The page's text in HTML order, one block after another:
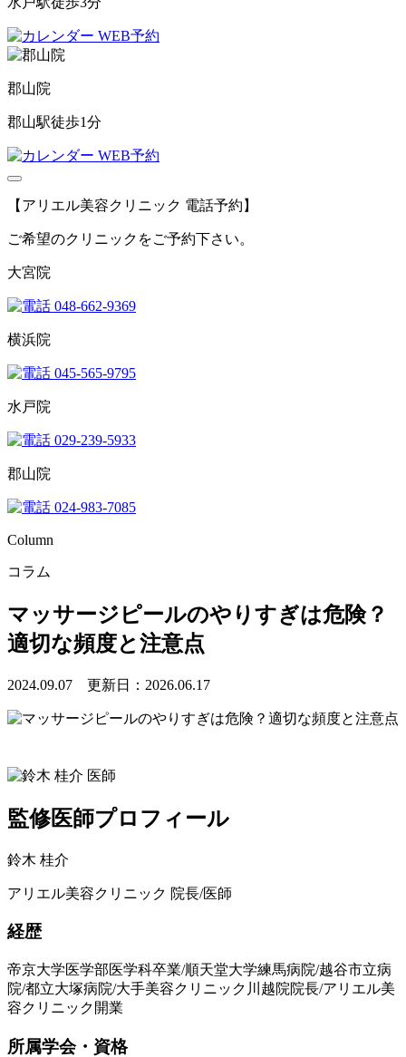
WEB予約
郡山院
郡山駅徒歩1分
WEB予約
【アリエル美容クリニック 電話予約】
ご希望のクリニックをご予約下さい。
大宮院
048-662-9369
横浜院
045-565-9795
水戸院
029-239-5933
郡山院
024-983-7085
Column
コラム
マッサージピールのやりすぎは危険？
適切な頻度と注意点
2024.09.07 更新日：2026.06.17
監修医師プロフィール
鈴木 桂介
アリエル美容クリニック 院長/医師
経歴
帝京大学医学部医学科卒業/順天堂大学練馬病院/越谷市立病
院/都立大塚病院/大手美容クリニック川越院院長/アリエル美
容クリニック開業
所属学会・資格